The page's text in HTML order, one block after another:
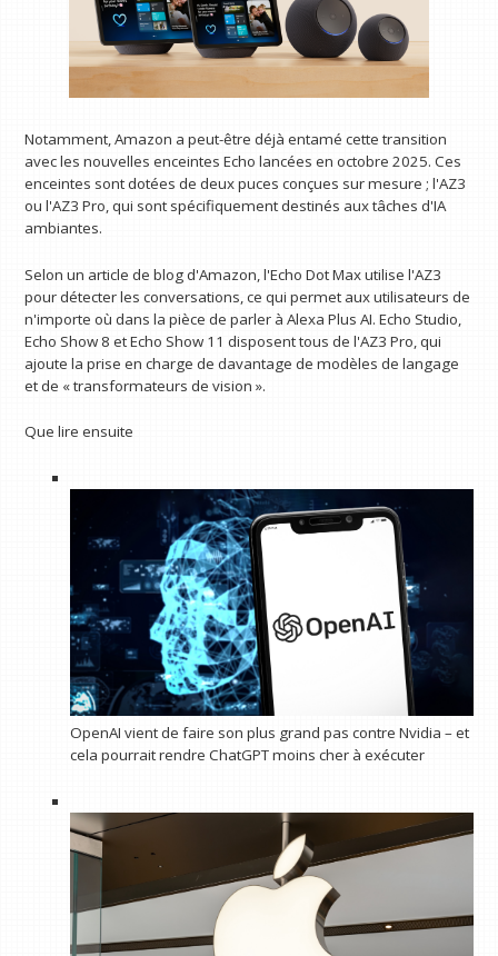
Notamment, Amazon a peut-être déjà entamé cette transition
avec les nouvelles enceintes Echo lancées en octobre 2025. Ces
enceintes sont dotées de deux puces conçues sur mesure ; l'AZ3
ou l'AZ3 Pro, qui sont spécifiquement destinés aux tâches d'IA
ambiantes.
Selon un article de blog d'Amazon, l'Echo Dot Max utilise l'AZ3
pour détecter les conversations, ce qui permet aux utilisateurs de
n'importe où dans la pièce de parler à Alexa Plus AI. Echo Studio,
Echo Show 8 et Echo Show 11 disposent tous de l'AZ3 Pro, qui
ajoute la prise en charge de davantage de modèles de langage
et de « transformateurs de vision ».
Que lire ensuite
OpenAI vient de faire son plus grand pas contre Nvidia – et
cela pourrait rendre ChatGPT moins cher à exécuter